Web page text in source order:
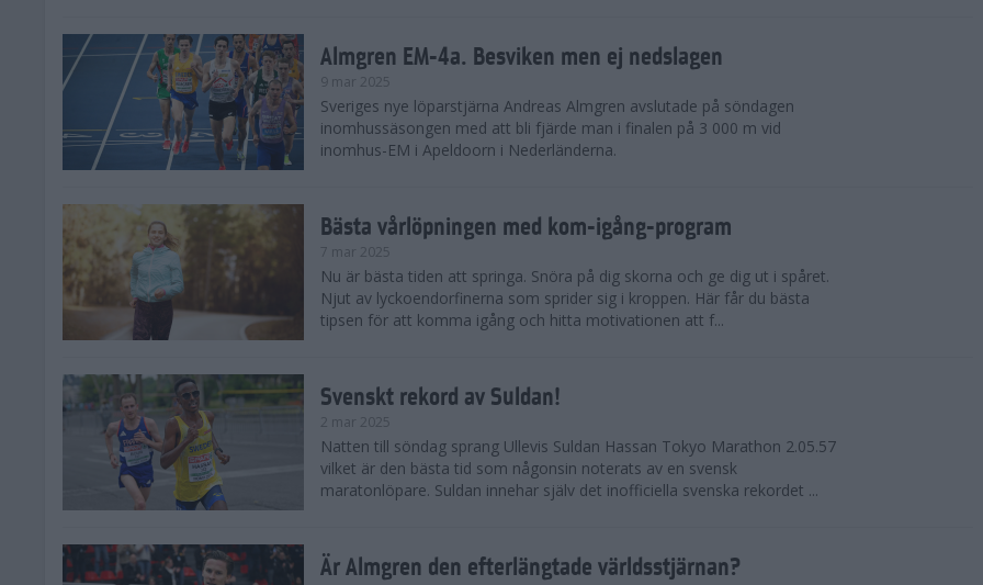
Almgren EM-4a. Besviken men ej nedslagen
9 mar 2025
Sveriges nye löparstjärna Andreas Almgren avslutade på söndagen
inomhussäsongen med att bli fjärde man i finalen på 3 000 m vid
inomhus-EM i Apeldoorn i Nederländerna.
Bästa vårlöpningen med kom-igång-program
7 mar 2025
Nu är bästa tiden att springa. Snöra på dig skorna och ge dig ut i spåret.
Njut av lyckoendorfinerna som sprider sig i kroppen. Här får du bästa
tipsen för att komma igång och hitta motivationen att f...
Svenskt rekord av Suldan!
2 mar 2025
Natten till söndag sprang Ullevis Suldan Hassan Tokyo Marathon 2.05.57
vilket är den bästa tid som någonsin noterats av en svensk
maratonlöpare. Suldan innehar själv det inofficiella svenska rekordet ...
Är Almgren den efterlängtade världsstjärnan?